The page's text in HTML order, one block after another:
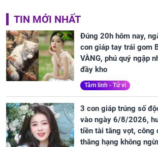
TIN MỚI NHẤT
Đúng 20h hôm nay,
con giáp tay trái gom
VÀNG, phú quý ngập
đầy kho
Tâm linh - Tử vi
3 con giáp trúng số
vào ngày 6/8/2026,
tiền tài tăng vọt, công
thăng hạng không